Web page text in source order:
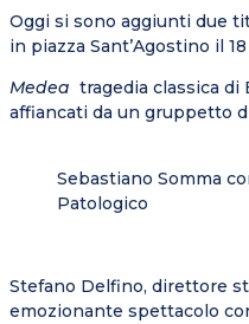
Oggi si sono aggiunti due
in piazza Sant’Agostino il
Medea tragedia classica di
affiancati da un gruppetto
Sebastiano Somma
Patologico
Stefano Delfino, direttore
emozionante spettacolo